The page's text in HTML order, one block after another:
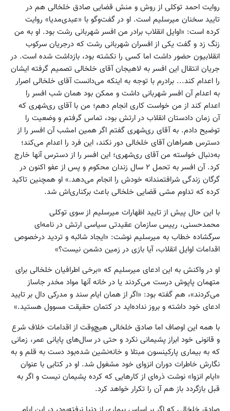
روایت احمد توکلی از روش و منش قضایی صادق خلخالی هم در
تایید سخنان میرسلیم است. او در گفت‌وگو با «عبدی‌مدیا» روایت
کرده‌ است: «اوایل انقلاب برادر من افسر شهربانی رشت بود. او به من
زنگ زد و گفت یکی از افسران شهربانی رشت که درجریان سرکوب
انقلابیون حضور داشت اما کسی را نکشته بود، بازداشت شده است. در
جریان انتقال این افسر به لاهیجان آقای خلخالی تصمیم گرفته ایشان
را اعدام کند... برادرم با توجه به اینکه می‌دانست آقای خلخالی اصرار
به اعدام آن افسر شهربانی داشت و ممکن بود همان شب افسر را
اعدام کند از من خواست کاری انجام دهم؛ من با آقای ری‌شهری که
آن زمان دادستان انقلاب در ارتش بود، تماس گرفتم و وضعیت را
توضیح دادم. به آقای ری‌شهری گفتم اگر همین امشب آن افسر را از
دسترس همراهان آقای خلخالی دور نکند، این فرد را اعدام می‌کند؛
به‌دنبال خواسته من آقای ری‌شهری؛ این افسر را از دسترس آنها خارج
کرد. آن افسر به تحمل ۲ سال زندان محکوم و پس از عفو اکنون در
گرگان زندگی شرافتمندانه خودش را انجام می‌دهد.» او همچنین تاکید
کرده که تداوم مشی قضایی خلخالی باعث برکناری‌اش شد.
با این حال پیش از تایید اظهارات میرسلیم از سوی توکلی
محمدحسنی، رییس سازمان عقیدتی سیاسی ارتش در نامه‌ای
سرگشاده خطاب به میرسلیم نوشت: «ایجاد شائبه و تردید درخصوص
اقدامات اوایل انقلاب، آیا بازی در زمین دشمن نیست؟»
او در واکنش به این ادعای میرسلیم که «برخی اطرافیان خلخالی برای
متهمان پاپوش درست می‌کردند یا در خانه آنها مواد مخدر جاساز
می‌کردند»، هم گفته‌ بود: «اگر از همان ایام سند و مدرکی دال بر تایید
ادعای خود داشته و بروز نداده‌اید در کتمان حقیقت مسوول هستید.»
با همه این اوصاف اما صادق خلخالی هیچ‌وقت از اقدامات خلاف شرع
و قانونی خود ابراز پشیمانی نکرد و حتی در سال‌های پایانی عمر، زمانی
که به بیماری پارکینسون مبتلا و خانه‌نشین شده‌بود دست به قلم و به
نگارش خاطرات دوران انزوای خود مشغول شد. او در کتابی با عنوان
«ایام انزوا» نوشت ذره‌ای از کارهایی که کرده پشیمان نیست و اگر به
قبل بازگردد باز هم آن را تکرار خواهد کرد.